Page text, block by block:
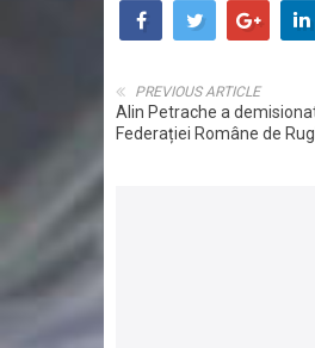
PREVIOUS ARTICLE
Alin Petrache a
Federației Române de